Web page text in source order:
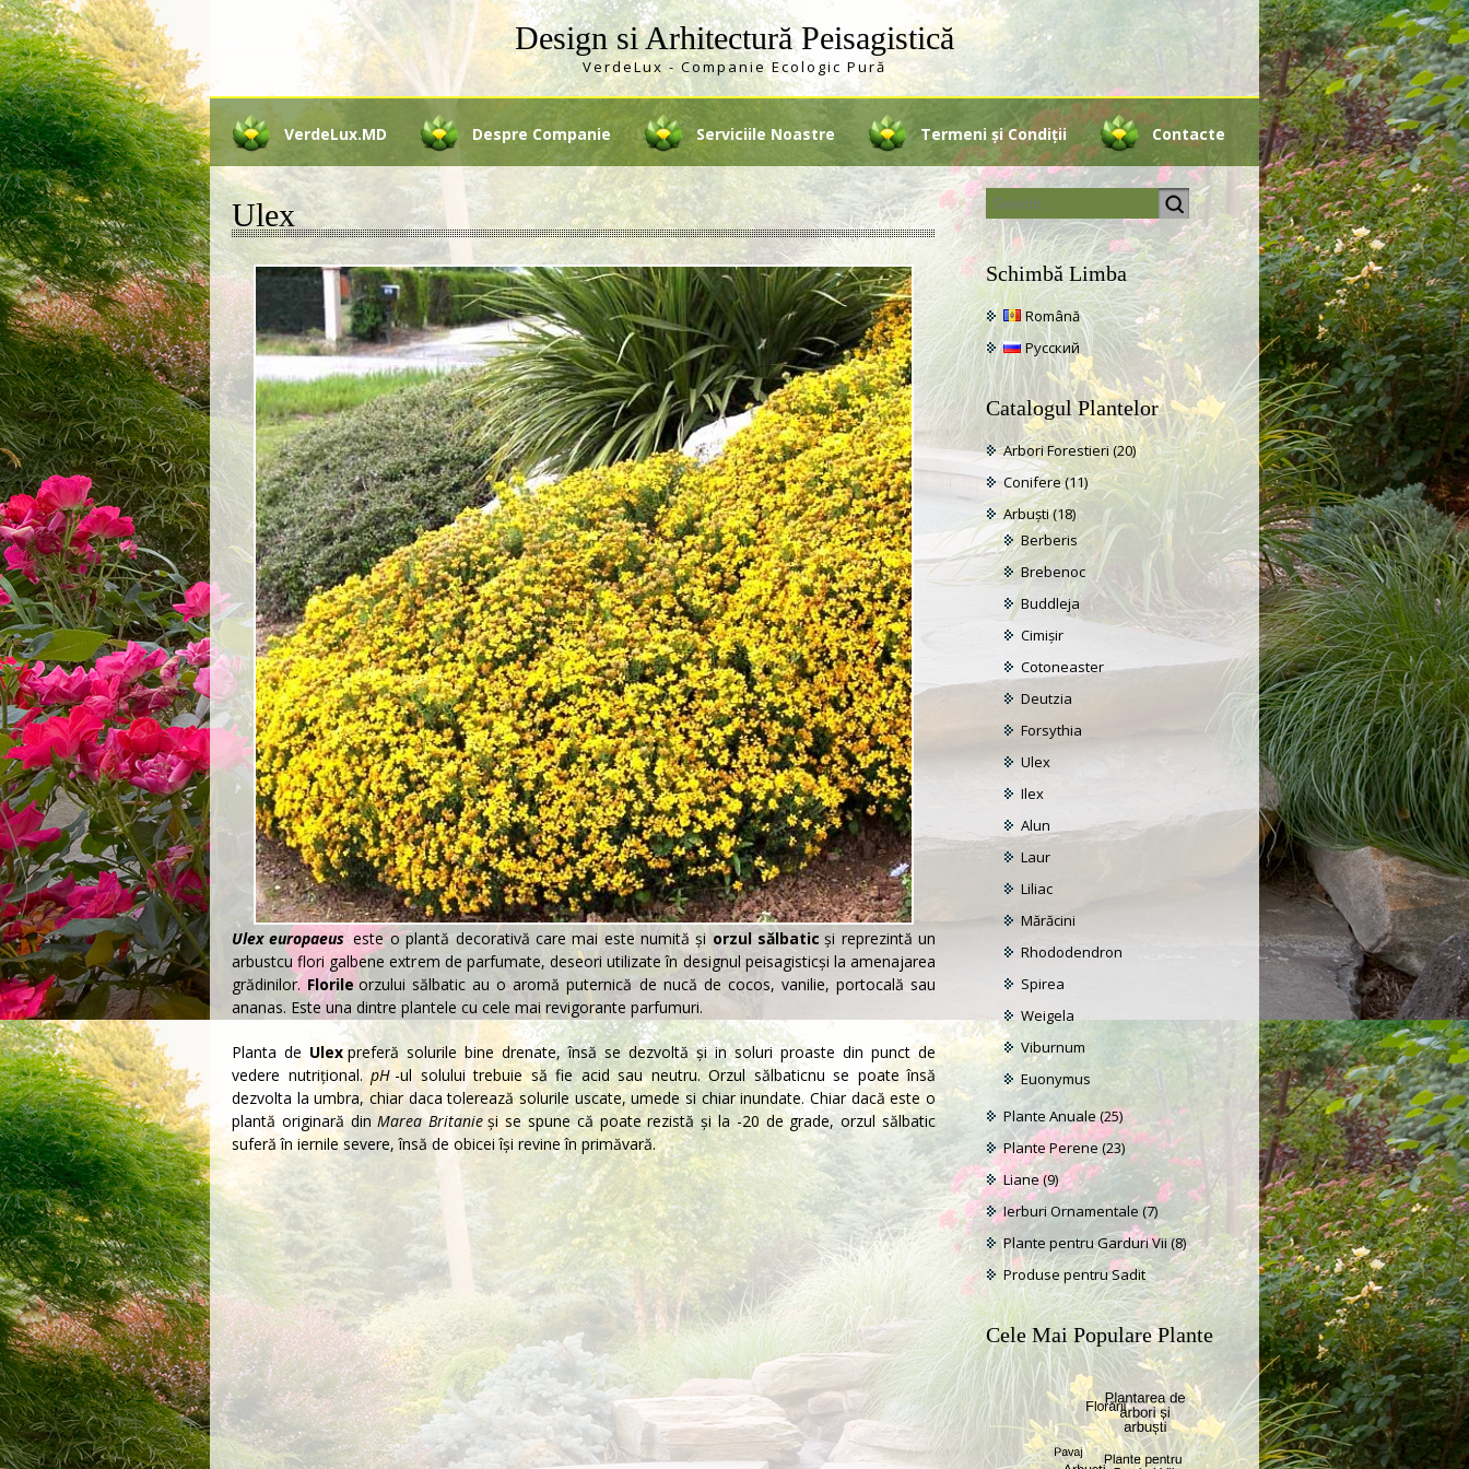
Design si Arhitectură Peisagistică
VerdeLux - Companie Ecologic Pură
VerdeLux.MD Despre Companie Serviciile Noastre Termeni și Condiții Contacte
Ulex
Ulex europaeus este o plantă decorativă care mai este numită şi orzul sălbatic şi reprezintă un
arbustcu flori galbene extrem de parfumate, deseori utilizate în designul peisagisticşi la amenajarea
grădinilor. Florile orzului sălbatic au o aromă puternică de nucă de cocos, vanilie, portocală sau
ananas. Este una dintre plantele cu cele mai revigorante parfumuri.
Planta de Ulex preferă solurile bine drenate, însă se dezvoltă şi in soluri proaste din punct de
vedere nutrițional.pH -ul solului trebuie să fie acid sau neutru.Orzul sălbaticnu se poate însă
dezvolta la umbra, chiar daca tolerează solurile uscate, umede si chiar inundate. Chiar dacă este o
plantă originară dinMarea Britanie şi se spune că poate rezistă şi la -20 de grade, orzul sălbatic
suferă în iernile severe, însă de obicei își revine în primăvară.
Schimbă Limba
Română
Русский
Catalogul Plantelor
Arbori Forestieri (20)
Conifere(11)
Arbuști(18)
Berberis
Brebenoc
Buddleja
Cimișir
Cotoneaster
Deutzia
Forsythia
Ulex
Ilex
Alun
Laur
Liliac
Mărăcini
Rhododendron
Spirea
Weigela
Viburnum
Euonymus
Plante Anuale(25)
Plante Perene(23)
Liane(9)
Ierburi Ornamentale (7)
Plante pentru Garduri Vii(8)
Produse pentru Sadit
Cele Mai Populare Plante